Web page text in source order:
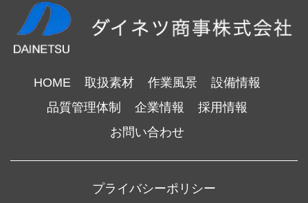
HOME 取扱素材 作業風景
設備情報
品質管理体制
企業情報
採用情報
お問い合わせ
プライバシーポリシー